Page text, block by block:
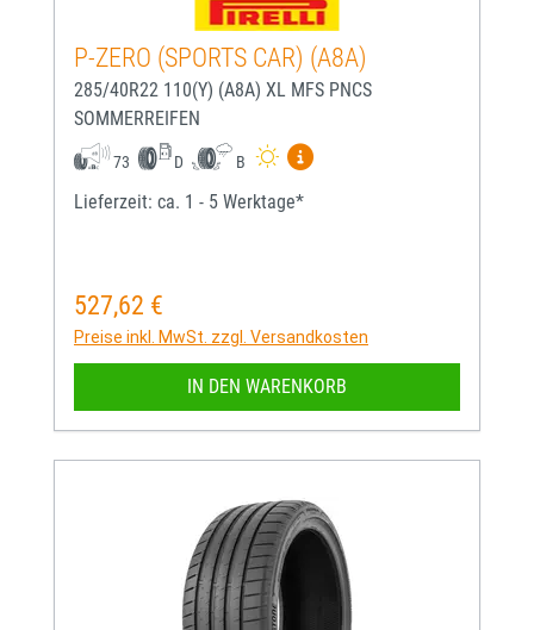
P-ZERO (SPORTS CAR) (A8A)
285/40R22 110(Y) (A8A) XL MFS PNCS
SOMMERREIFEN
73 D B
Mehr Informationen zum
Lieferzeit: ca. 1 - 5 Werktage*
Regulärer Preis:
527,62 €
Preise inkl. MwSt. zzgl. Versandkosten
IN DEN WARENKORB